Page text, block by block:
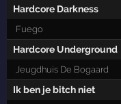
Hardcore Darkness
Fuego
Hardcore Underground
Jeugdhuis De Bogaard
Ik ben je bitch niet